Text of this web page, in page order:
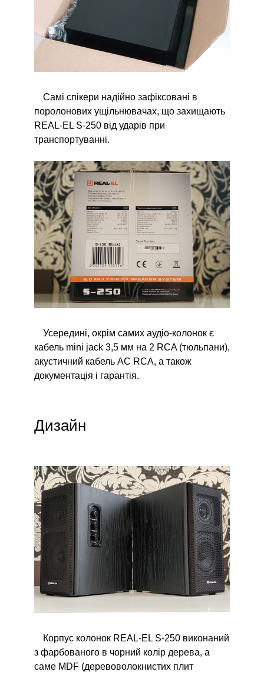
Самі спікери надійно зафіксовані в
поролонових ущільнювачах, що захищають
REAL-EL S-250 від ударів при
транспортуванні.
Усередині, окрім самих аудіо-колонок є
кабель mini jack 3,5 мм на 2 RCA (тюльпани),
акустичний кабель AC RCA, а також
документація і гарантія.
Дизайн
Корпус колонок REAL-EL S-250 виконаний
з фарбованого в чорний колір дерева, а
саме MDF (деревоволокнистих плит